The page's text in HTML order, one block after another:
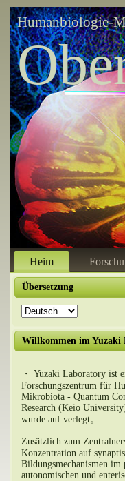
Humanbiologie-
Heim
Übersetzung
Willkommen im Yuzaki
・ Yuzaki Laboratory ist
Forschungszentrum für
Mikrobiota - Quantum
Research (Keio
wurde auf verlegt。
Zusätzlich zum
Konzentration auf
Bildungsmechanismen im
autonomischen und